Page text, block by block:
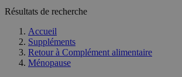
Résultats de recherche
Accueil
Suppléments
Retour à Complément alimentaire
Ménopause